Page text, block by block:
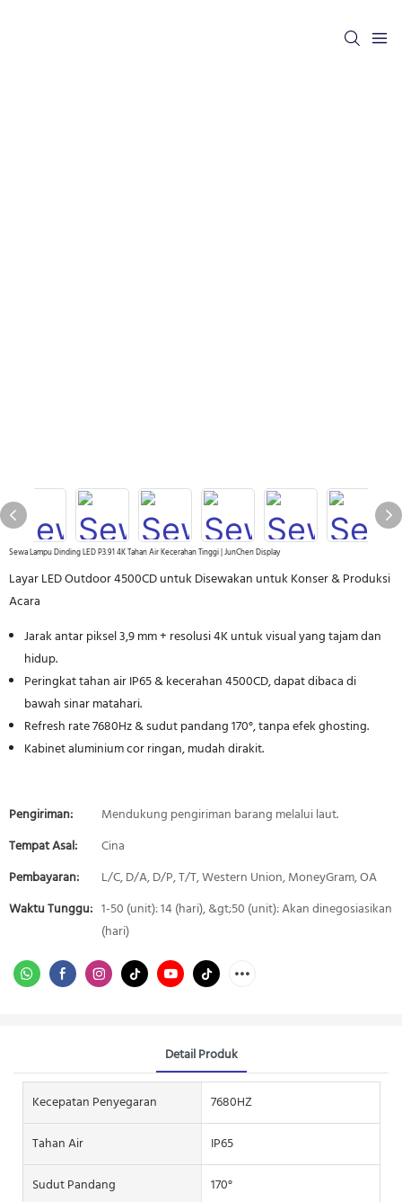
Sewa Lampu Dinding LED P3.91 4K Tahan Air Kecerahan Tinggi | JunChen Display
Layar LED Outdoor 4500CD untuk Disewakan untuk Konser & Produksi
Acara
Jarak antar piksel 3,9 mm + resolusi 4K untuk visual yang tajam dan
hidup.
Peringkat tahan air IP65 & kecerahan 4500CD, dapat dibaca di
bawah sinar matahari.
Refresh rate 7680Hz & sudut pandang 170°, tanpa efek ghosting.
Kabinet aluminium cor ringan, mudah dirakit.
Pengiriman:
Mendukung pengiriman barang melalui laut.
Tempat Asal:
Cina
Pembayaran:
L/C, D/A, D/P, T/T, Western Union, MoneyGram, OA
Waktu Tunggu: 1-50 (unit): 14 (hari), &gt;50 (unit): Akan dinegosiasikan
(hari)
Detail Produk
Kecepatan Penyegaran
7680HZ
Tahan Air
IP65
Sudut Pandang
170°